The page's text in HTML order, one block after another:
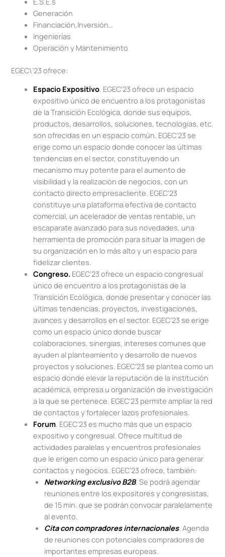
Generación
Financiación,Inversión…
Ingenierías
Operación y Mantenimiento
EGEC\’23 ofrece:
Espacio Expositivo. EGEC’23 ofrece un espacio
expositivo único de encuentro a los protagonistas
de la Transición Ecológica, donde sus equipos,
productos, desarrollos, soluciones, tecnologías, etc.
son ofrecidas en un espacio común. EGEC’23 se
erige como un espacio donde conocer las últimas
tendencias en el sector, constituyendo un
mecanismo muy potente para el aumento de
visibilidad y la realización de negocios, con un
contacto directo empresacliente. EGEC’23
constituye una plataforma efectiva de contacto
comercial, un acelerador de ventas rentable, un
escaparate avanzado para sus novedades, una
herramienta de promoción para situar la imagen de
su organización en lo más alto y un espacio para
fidelizar clientes.
Congreso. EGEC’23 ofrece un espacio congresual
único de encuentro a los protagonistas de la
Transición Ecológica, donde presentar y conocer las
últimas tendencias, proyectos, investigaciones,
avances y desarrollos en el sector. EGEC’23 se erige
como un espacio único donde buscar
colaboraciones, sinergias, intereses comunes que
ayuden al planteamiento y desarrollo de nuevos
proyectos y soluciones. EGEC’23 se plantea como un
espacio donde elevar la reputación de la institución
académica, empresa u organización de investigación
a la que se pertenece. EGEC’23 permite ampliar la red
de contactos y fortalecer lazos profesionales.
Forum. EGEC’23 es mucho más que un espacio
expositivo y congresual. Ofrece multitud de
actividades paralelas y encuentros profesionales
que le erigen como un espacio único para generar
contactos y negocios. EGEC’23 ofrece, también:
Networking exclusivo B2B. Se podrá agendar
reuniones entre los expositores y congresistas,
de 15 min. que se podrán convocar paralelamente
al evento.
Cita con compradores internacionales. Agenda
de reuniones con potenciales compradores de
importantes empresas europeas.